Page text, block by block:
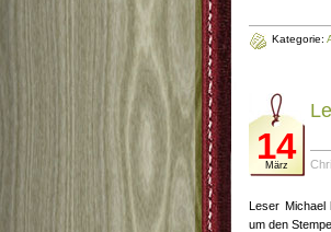
Kategorie:
14
März
Leser Michael
um den